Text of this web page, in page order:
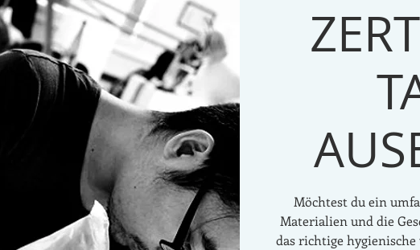
Möchtest du ein
Materialien und die
das richtige